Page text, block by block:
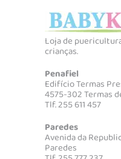
Loja de
crianças.
Penafiel
Edifício Termas
4575-302 Termas
Tlf. 255 611 457
Paredes
Avenida da
Paredes